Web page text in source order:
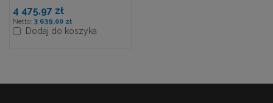
4 475,97 zł
3 639,00 zł
Dodaj do koszyka